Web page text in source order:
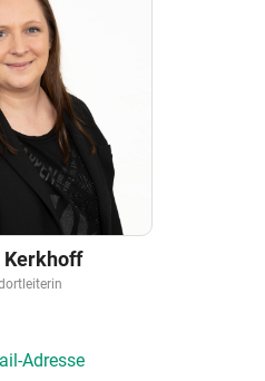
Kerkhoff
Adresse